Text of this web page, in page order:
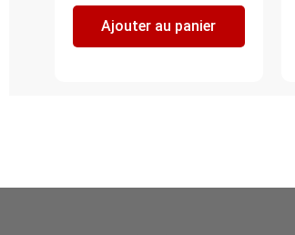
Piquage
plat,
Ajouter au panier